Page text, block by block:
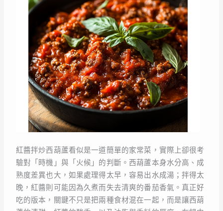
紅醬拌炒西葫蘆看似是一道簡單的家常菜，實際上卻很考
驗對「時機」與「火候」的判斷。西葫蘆本身水分高、成
熟度差異也大，如果處理得太早，容易出水成湯；拌得太
晚，紅醬則可能因為久煮而失去清爽的番茄香氣。真正好
吃的版本，關鍵不只是把兩種食材混在一起，而是讓西葫